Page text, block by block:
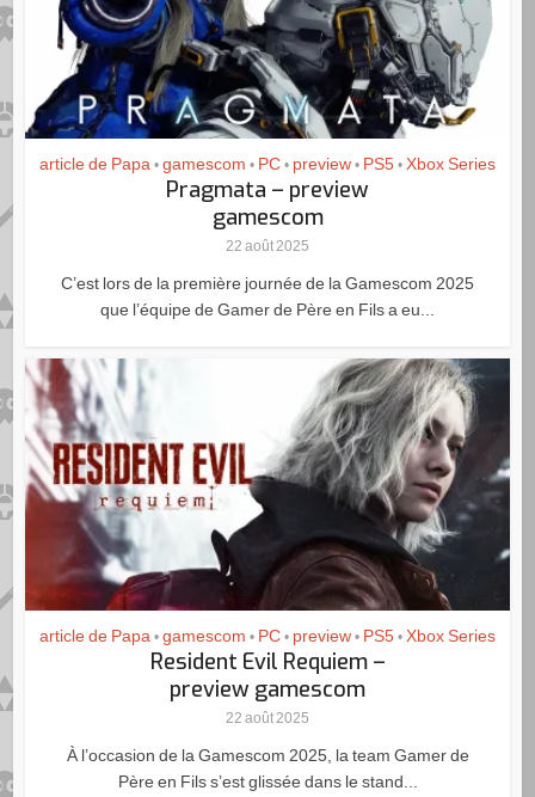
article de Papa • gamescom • PC • preview • PS5 • Xbox Series
Pragmata – preview
gamescom
22 août 2025
C’est lors de la première journée de la Gamescom 2025
que l’équipe de Gamer de Père en Fils a eu...
article de Papa • gamescom • PC • preview • PS5 • Xbox Series
Resident Evil Requiem –
preview gamescom
22 août 2025
À l’occasion de la Gamescom 2025, la team Gamer de
Père en Fils s’est glissée dans le stand...